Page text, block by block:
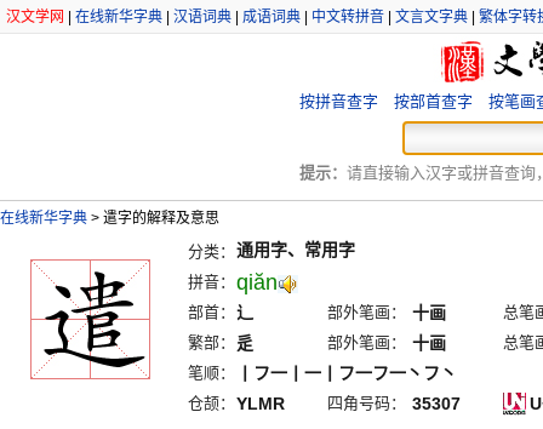
汉文学网 在线新华字典 汉语词典 成语词典 中文转拼音 文言文字典 繁体字转
按拼音查字 按部首查字 按笔画
提示： 请直接输入汉字或拼音查询
在线新华字典 > 遣字的解释及意思
分类： 通用字、常用字
拼音： qiăn
部首： 辶 部外笔画： 十画
总笔
繁部：
辵 部外笔画： 十画
总笔
笔顺：
丨フ一丨一丨フ一フ一丶フ丶
仓颉： YLMR 四角号码： 35307